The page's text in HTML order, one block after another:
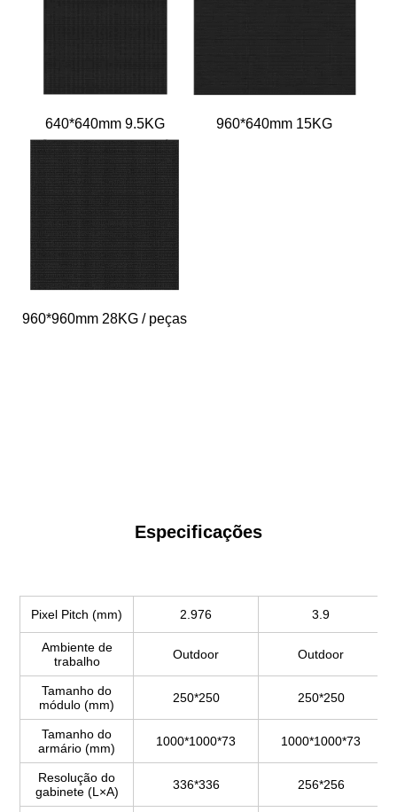
640*640mm 9.5KG 960*640mm 15KG
960*960mm 28KG / peças
Especificações
Pixel Pitch (mm) 2.976 3.9
Ambiente de
trabalho
Outdoor Outdoor
Tamanho do
módulo (mm)
250*250 250*250
Tamanho do
armário (mm)
1000*1000*73 1000*1000*73
Resolução do
gabinete (L×A)
336*336 256*256